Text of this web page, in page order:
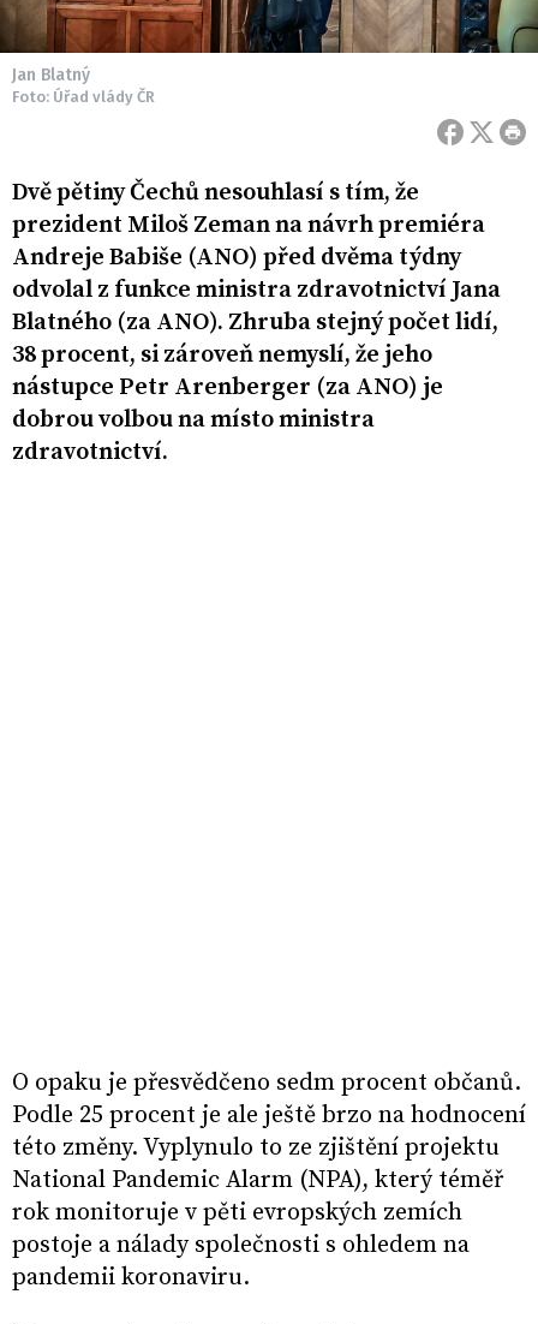
Jan Blatný
Foto: Úřad vlády ČR
Dvě pětiny Čechů nesouhlasí s tím, že
prezident Miloš Zeman na návrh premiéra
Andreje Babiše (ANO) před dvěma týdny
odvolal z funkce ministra zdravotnictví Jana
Blatného (za ANO). Zhruba stejný počet lidí,
38 procent, si zároveň nemyslí, že jeho
nástupce Petr Arenberger (za ANO) je
dobrou volbou na místo ministra
zdravotnictví.
O opaku je přesvědčeno sedm procent občanů.
Podle 25 procent je ale ještě brzo na hodnocení
této změny. Vyplynulo to ze zjištění projektu
National Pandemic Alarm (NPA), který téměř
rok monitoruje v pěti evropských zemích
postoje a nálady společnosti s ohledem na
pandemii koronaviru.